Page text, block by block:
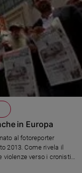
in Europa
al fotoreporter
2013. Come rivela il
violenze verso i cronisti